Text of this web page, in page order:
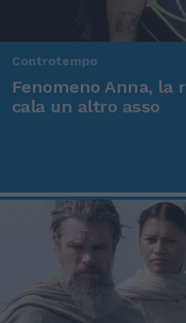
Controtempo
Fenomeno Anna, la
cala un altro asso